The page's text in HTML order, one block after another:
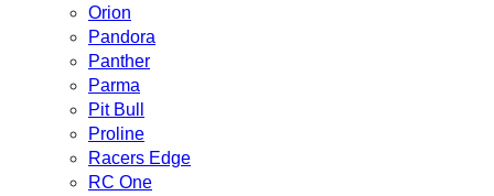
Orion
Pandora
Panther
Parma
Pit Bull
Proline
Racers Edge
RC One